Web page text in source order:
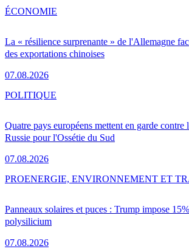
La « résilience surprenante » de l'Allemagne
des exportations chinoises
07.08.2026
ÉCONOMIE
Quatre pays européens mettent en garde contre
Russie pour l'Ossétie du Sud
07.08.2026
POLITIQUE
Panneaux solaires et puces : Trump impose
polysilicium
07.08.2026
PROENERGIE, ENVIRONNEMENT ET